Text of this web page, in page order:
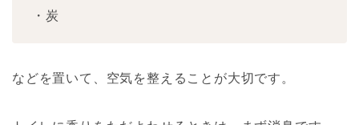
・炭
などを置いて、空気を整えることが大切です。